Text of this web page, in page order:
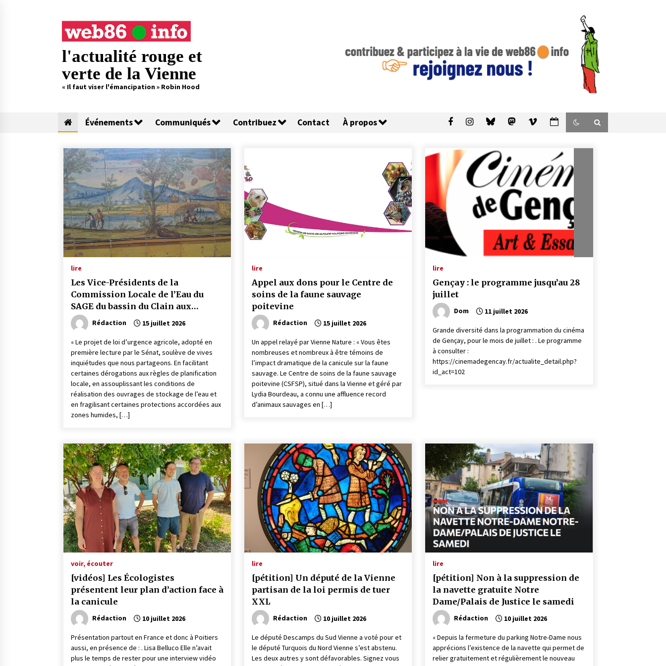
l'actualité rouge et
verte de la Vienne
« Il faut viser l'émancipation » Robin Hood
Événements Communiqués Contribuez Contact À propos
lire
Les Vice-Présidents de la
Commission Locale de l’Eau du
SAGE du bassin du Clain aux
parlementaires de la Vienne sur le
projet de loi d’urgence agricole
Rédaction 15 juillet 2026
« Le projet de loi d’urgence agricole, adopté en
première lecture par le Sénat, soulève de vives
inquiétudes que nous partageons. En facilitant
certaines dérogations aux règles de planification
locale, en assouplissant les conditions de
réalisation des ouvrages de stockage de l’eau et
en fragilisant certaines protections accordées aux
zones humides, […]
lire
Appel aux dons pour le Centre de
soins de la faune sauvage
poitevine
Rédaction 15 juillet 2026
Un appel relayé par Vienne Nature : « Vous êtes
nombreuses et nombreux à être témoins de
l’impact dramatique de la canicule sur la faune
sauvage. Le Centre de soins de la faune sauvage
poitevine (CSFSP), situé dans la Vienne et géré par
Lydia Bourdeau, a connu une affluence record
d’animaux sauvages en […]
lire
Gençay : le programme jusqu’au 28
juillet
Dom 11 juillet 2026
Grande diversité dans la programmation du cinéma
de Gençay, pour le mois de juillet : . Le programme
à consulter :
https://cinemadegencay.fr/actualite_detail.php?
id_act=102
voir, écouter
[vidéos] Les Écologistes
présentent leur plan d’action face à
la canicule
Rédaction 10 juillet 2026
Présentation partout en France et donc à Poitiers
aussi, en présence de : . Lisa Belluco Elle n’avait
plus le temps de rester pour une interview vidéo
lire
[pétition] Un député de la Vienne
partisan de la loi permis de tuer
XXL
Rédaction 10 juillet 2026
Le député Descamps du Sud Vienne a voté pour et
le député Turquois du Nord Vienne s’est abstenu.
Les deux autres y sont défavorables. Signez vous
lire
[pétition] Non à la suppression de
la navette gratuite Notre
Dame/Palais de Justice le samedi
Rédaction 10 juillet 2026
« Depuis la fermeture du parking Notre-Dame nous
apprécions l’existence de la navette qui permet de
relier gratuitement et régulièrement le nouveau